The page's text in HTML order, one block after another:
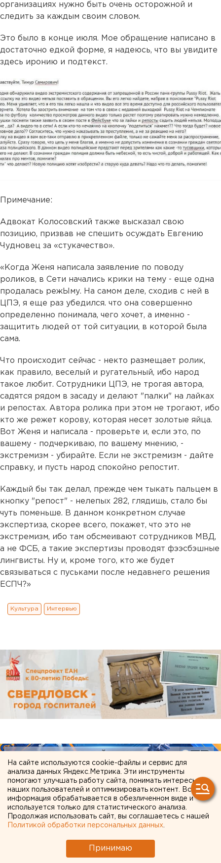
организациях нужно быть очень осторожной и
следить за каждым своим словом.
Это было в конце июля. Мое обращение написано в
достаточно едкой форме, я надеюсь, что вы увидите
здесь иронию и подтекст.
Примечание:
Адвокат Колосовский также высказал свою
позицию, призвав не спешить осуждать Евгению
Чудновец за «стукачество».
«Когда Женя написала заявление по поводу
роликов, в Сети начались крики на тему - еще одна
продалась режЫму. На самом деле, сходив с ней в
ЦПЭ, я еще раз убедился. что она совершенно
определенно понимала, чего хочет, а именно -
защитить людей от той ситуации, в которой была
сама.
Что происходит сейчас - некто размещает ролик,
как правило, веселый и ругательный, ибо народ
такое любит. Сотрудники ЦПЭ, не трогая автора,
садятся рядом в засаду и делают "палки" на лайках
и репостах. Автора ролика при этом не трогают, ибо
кто же режет корову, которая несет золотые яйца.
Вот Женя и написала - проверьте и, если это, по
вашему - подчеркиваю, по вашему мнению, -
экстремизм - убирайте. Если не экстремизм - дайте
справку, и пусть народ спокойно репостит.
Каждый бы так делал, прежде чем тыкать пальцем в
кнопку "репост" - нелепых 282, глядишь, стало бы
чуть поменьше. В данном конкретном случае
экспертиза, скорее всего, покажет, что это не
экстремизм, ибо там обсмеивают сотрудников МВД,
а не ФСБ, а такие экспертизы проводят фээсбэшные
лингвисты. Ну и, кроме того, кто же будет
связываться с пуськами после недавнего решения
ЕСПЧ?»
Культура Интервью
ЧИТАЙТЕ ТАКЖЕ:
На сайте используются cookie-файлы и сервис для
анализа данных Яндекс.Метрика. Эти инструменты
помогают улучшать работу сайта, понимать интересы
наших пользователей и оптимизировать контент. Вся
информация обрабатывается в обезличенном виде и
используется только для статистического анализа.
Продолжая использовать сайт, вы соглашаетесь с нашей
Политикой обработки персональных данных
Принимаю